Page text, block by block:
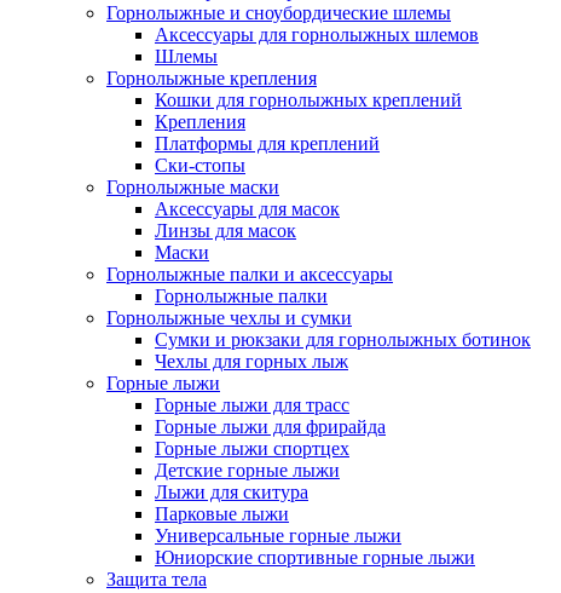
Горнолыжные и сноубордические шлемы
Аксессуары для горнолыжных шлемов
Шлемы
Горнолыжные крепления
Кошки для горнолыжных креплений
Крепления
Платформы для креплений
Ски-стопы
Горнолыжные маски
Аксессуары для масок
Линзы для масок
Маски
Горнолыжные палки и аксессуары
Горнолыжные палки
Горнолыжные чехлы и сумки
Сумки и рюкзаки для горнолыжных ботинок
Чехлы для горных лыж
Горные лыжи
Горные лыжи для трасс
Горные лыжи для фрирайда
Горные лыжи спортцех
Детские горные лыжи
Лыжи для скитура
Парковые лыжи
Универсальные горные лыжи
Юниорские спортивные горные лыжи
Защита тела